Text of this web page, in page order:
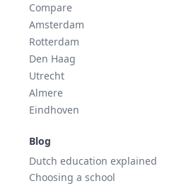
Compare
Amsterdam
Rotterdam
Den Haag
Utrecht
Almere
Eindhoven
Blog
Dutch education explained
Choosing a school